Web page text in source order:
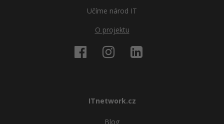
Učíme národ IT
O projektu
ITnetwork.cz
Blog